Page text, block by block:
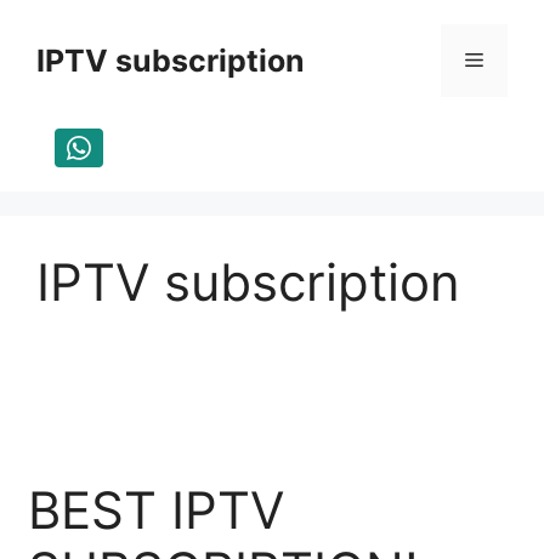
contentIPTV subscription Menu
IPTV subscription
BEST IPTV